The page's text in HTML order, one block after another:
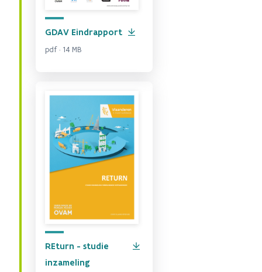
GDAV Eindrapport
pdf · 14 MB
REturn - studie
inzameling